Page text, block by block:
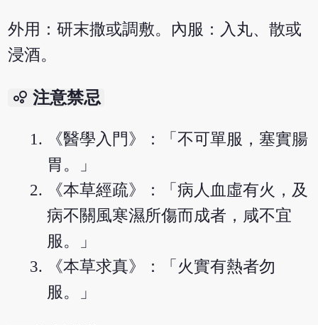
外用：研末撒或調敷。內服：入丸、散或
浸酒。
bubble_chart 注意禁忌
《醫學入門》：「不可單服，塞實腸
胃。」
《本草經疏》：「病人血虛有火，及
病不關風寒濕所傷而成者，咸不宜
服。」
《本草求真》：「火實有熱者勿
服。」